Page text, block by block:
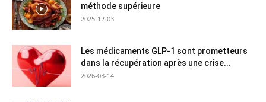
méthode supérieure
2025-12-03
Les médicaments GLP-1 sont prometteurs
dans la récupération après une crise...
2026-03-14